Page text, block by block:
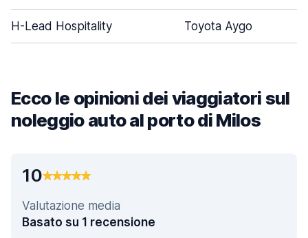
H-Lead Hospitality Toyota Aygo
Ecco le opinioni dei viaggiatori sul
noleggio auto al porto di Milos
10
Valutazione media
Basato su 1 recensione